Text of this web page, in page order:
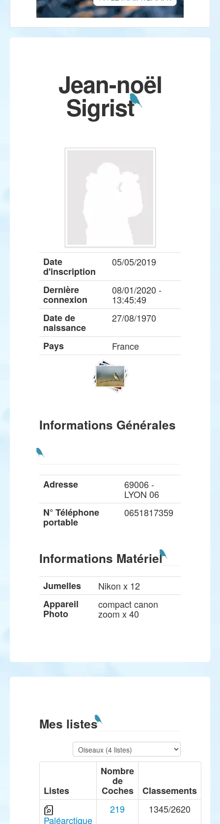
Jean-noël
Sigrist
Date
d'inscription
05/05/2019
Dernière
connexion
08/01/2020 -
13:45:49
Date de
naissance
27/08/1970
Pays France
Informations Générales
Adresse 69006 -
LYON 06
N° Téléphone
portable
0651817359
Informations Matériel
Jumelles
Nikon x 12
Appareil
Photo
compact canon
zoom x 40
Mes listes
Listes
Nombre
de
Coches Classements
Paléarctique
219 1345/2620